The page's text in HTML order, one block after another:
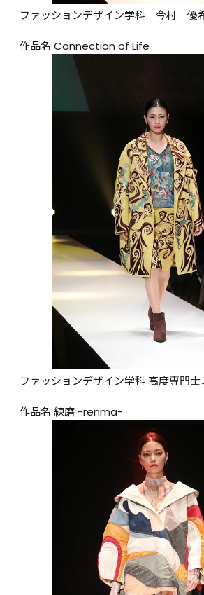
ファッションデザイン学科　今村　優
作品名 Connection of Life
ファッションデザイン学科 高度専門
作品名 練磨 -renma-